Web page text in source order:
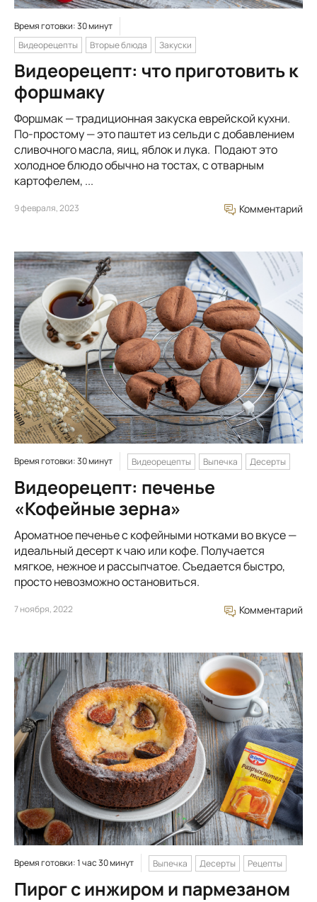
Время готовки: 30 минут
Видеорецепты
Вторые блюда Закуски
Видеорецепт: что приготовить к
форшмаку
Форшмак — традиционная закуска еврейской кухни.
По-простому — это паштет из сельди с добавлением
сливочного масла, яиц, яблок и лука. Подают это
холодное блюдо обычно на тостах, с отварным
картофелем, ...
9 февраля, 2023 Комментарий
Время готовки: 30 минут Видеорецепты Выпечка Десерты
Видеорецепт: печенье
«Кофейные зерна»
Ароматное печенье с кофейными нотками во вкусе —
идеальный десерт к чаю или кофе. Получается
мягкое, нежное и рассыпчатое. Съедается быстро,
просто невозможно остановиться.
7 ноября, 2022 Комментарий
Время готовки: 1 час 30 минут Выпечка Десерты Рецепты
Пирог с инжиром и пармезаном